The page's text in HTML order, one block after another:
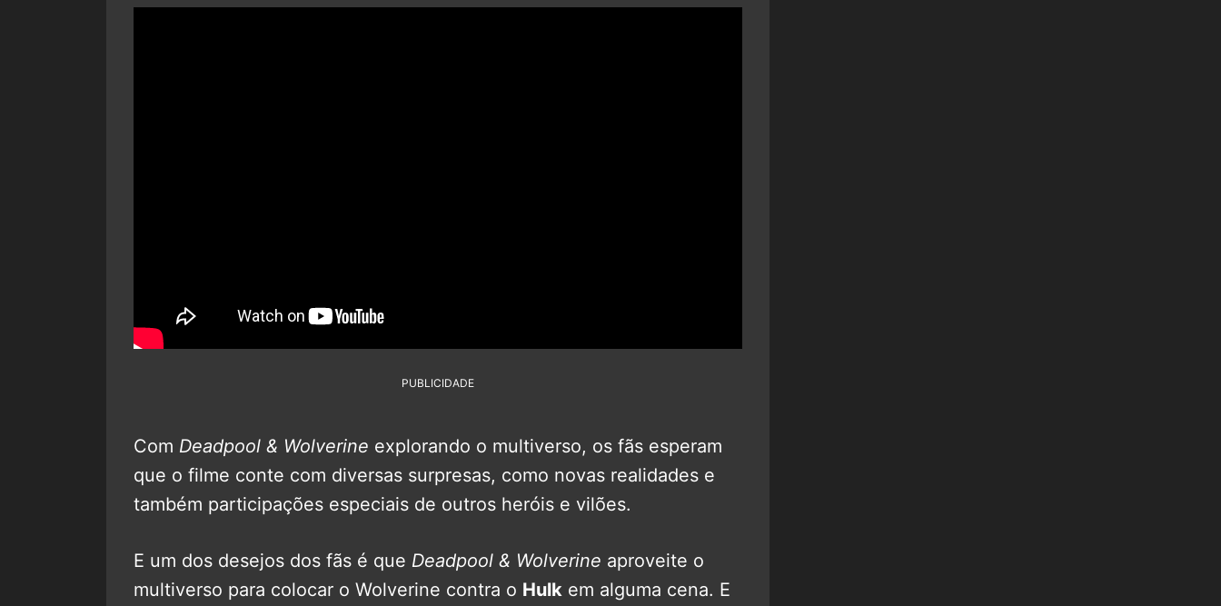
PUBLICIDADE
Com Deadpool & Wolverine explorando o multiverso, os fãs esperam
que o filme conte com diversas surpresas, como novas realidades e
também participações especiais de outros heróis e vilões.
E um dos desejos dos fãs é que Deadpool & Wolverine aproveite o
multiverso para colocar o Wolverine contra o Hulk em alguma cena. E